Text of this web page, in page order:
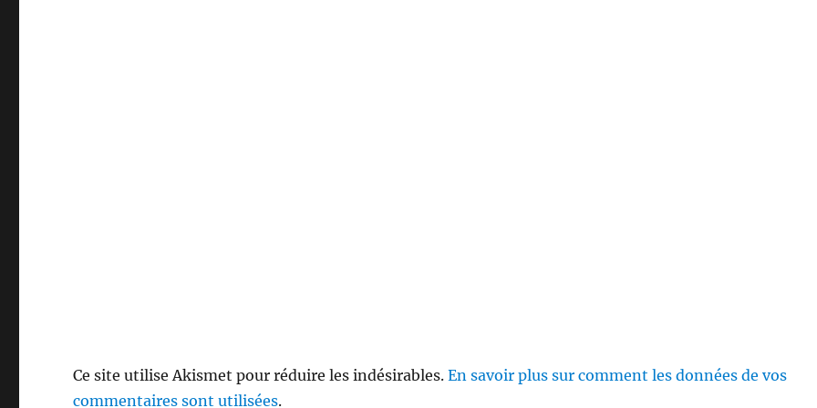
Ce site utilise Akismet pour réduire les indésirables.En savoir plus sur comment les données de vos
commentaires sont utilisées.